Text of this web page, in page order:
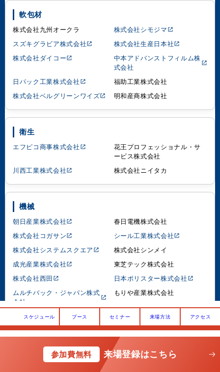
スケジュール ブース セミナー 来場方法 アクセス
参加費無料 来場登録はこちら
軟包材
株式会社九州オークラ
株式会社シモジマ
スズキグラビア株式会社
株式会社生産日本社
株式会社ダイコー
中本アドバンストフィルム株
式会社
日パック工業株式会社
福助工業株式会社
株式会社ベルグリーンワイズ
明和産商株式会社
衛生
エフピコ商事株式会社
花王プロフェッショナル・サ
ービス株式会社
川西工業株式会社
株式会社ニイタカ
機械
朝日産業株式会社
春日電機株式会社
株式会社コガサン
シール工業株式会社
株式会社システムスクエア
株式会社シンメイ
成光産業株式会社
東芝テック株式会社
株式会社西田
日本ポリスター株式会社
ムルチバック・ジャパン株式
会社
もりや産業株式会社
紙・インク
児島洋紙株式会社
ツジカワ株式会社